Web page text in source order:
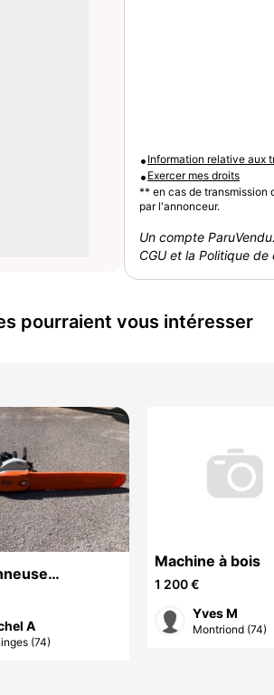
• Information relative aux
• Exercer mes droits
** en cas de transmission
par l'annonceur.
Un compte
CGU et la Politique
pourraient vous intéresser
filaire
A
(74)
Machine à bois
1 200 €
Yves M
Montriond (74)